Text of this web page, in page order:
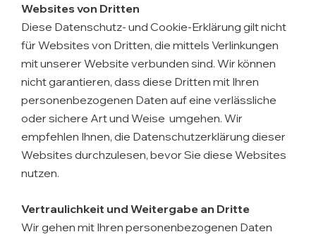
Websites von Dritten
Diese Datenschutz- und Cookie-Erklärung gilt nicht
für Websites von Dritten, die mittels Verlinkungen
mit unserer Website verbunden sind. Wir können
nicht garantieren, dass diese Dritten mit Ihren
personenbezogenen Daten auf eine verlässliche
oder sichere Art und Weise umgehen. Wir
empfehlen Ihnen, die Datenschutzerklärung dieser
Websites durchzulesen, bevor Sie diese Websites
nutzen.
Vertraulichkeit und Weitergabe an Dritte
Wir gehen mit Ihren personenbezogenen Daten